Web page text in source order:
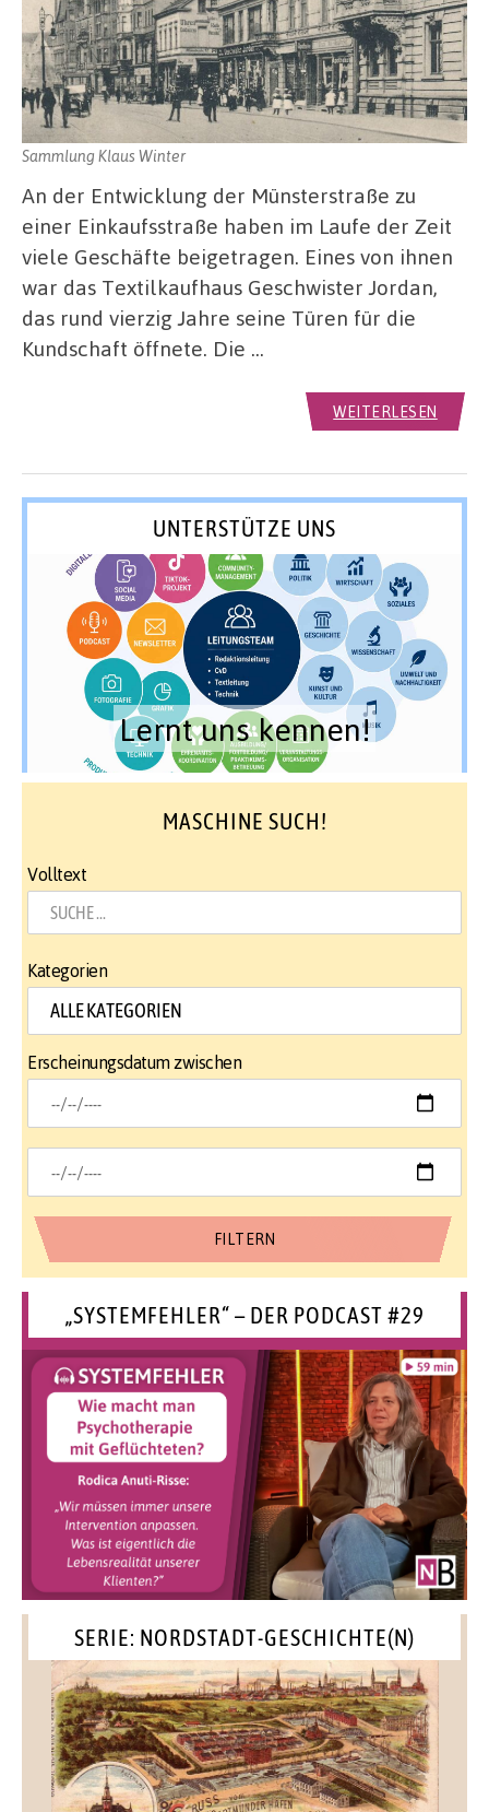
Sammlung Klaus Winter
An der Entwicklung der Münsterstraße zu
einer Einkaufsstraße haben im Laufe der Zeit
viele Geschäfte beigetragen. Eines von ihnen
war das Textilkaufhaus Geschwister Jordan,
das rund vierzig Jahre seine Türen für die
Kundschaft öffnete. Die …
WEITERLESEN
UNTERSTÜTZE UNS
Lernt uns kennen!
MASCHINE SUCH!
Volltext
Kategorien
Erscheinungsdatum zwischen
„SYSTEMFEHLER“ – DER PODCAST #29
SERIE: NORDSTADT-GESCHICHTE(N)